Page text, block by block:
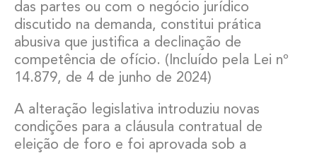
das partes ou com o negócio jurídico
discutido na demanda, constitui prática
abusiva que justifica a declinação de
competência de ofício. (Incluído pela Lei nº
14.879, de 4 de junho de 2024)
A alteração legislativa introduziu novas
condições para a cláusula contratual de
eleição de foro e foi aprovada sob a